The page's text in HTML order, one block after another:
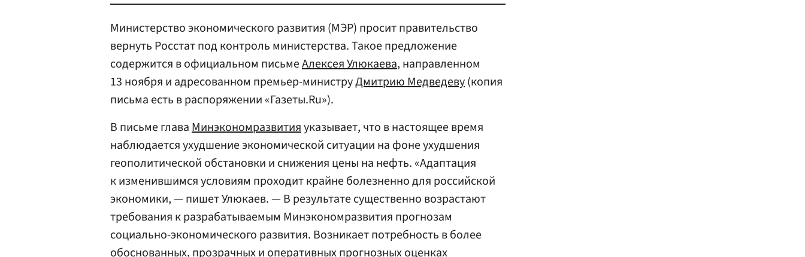
Министерство экономического развития (МЭР) просит правительство
вернуть Росстат под контроль министерства. Такое предложение
содержится в официальном письмеАлексея Улюкаева, направленном
13 ноября и адресованном премьер-министруДмитрию Медведеву(копия
письма есть в распоряжении «Газеты.Ru»).
В письме главаМинэкономразвитияуказывает, что в настоящее время
наблюдается ухудшение экономической ситуации на фоне ухудшения
геополитической обстановки и снижения цены на нефть. «Адаптация
к изменившимся условиям проходит крайне болезненно для российской
экономики, — пишет Улюкаев. — В результате существенно возрастают
требования к разрабатываемым Минэкономразвития прогнозам
социально-экономического развития. Возникает потребность в более
обоснованных, прозрачных и оперативных прогнозных оценках